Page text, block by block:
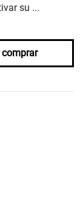
su ...
comprar